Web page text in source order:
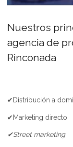
Nuestros
agencia de
Rinconada
✔Distribución a
✔Marketing directo
✔Street marketing